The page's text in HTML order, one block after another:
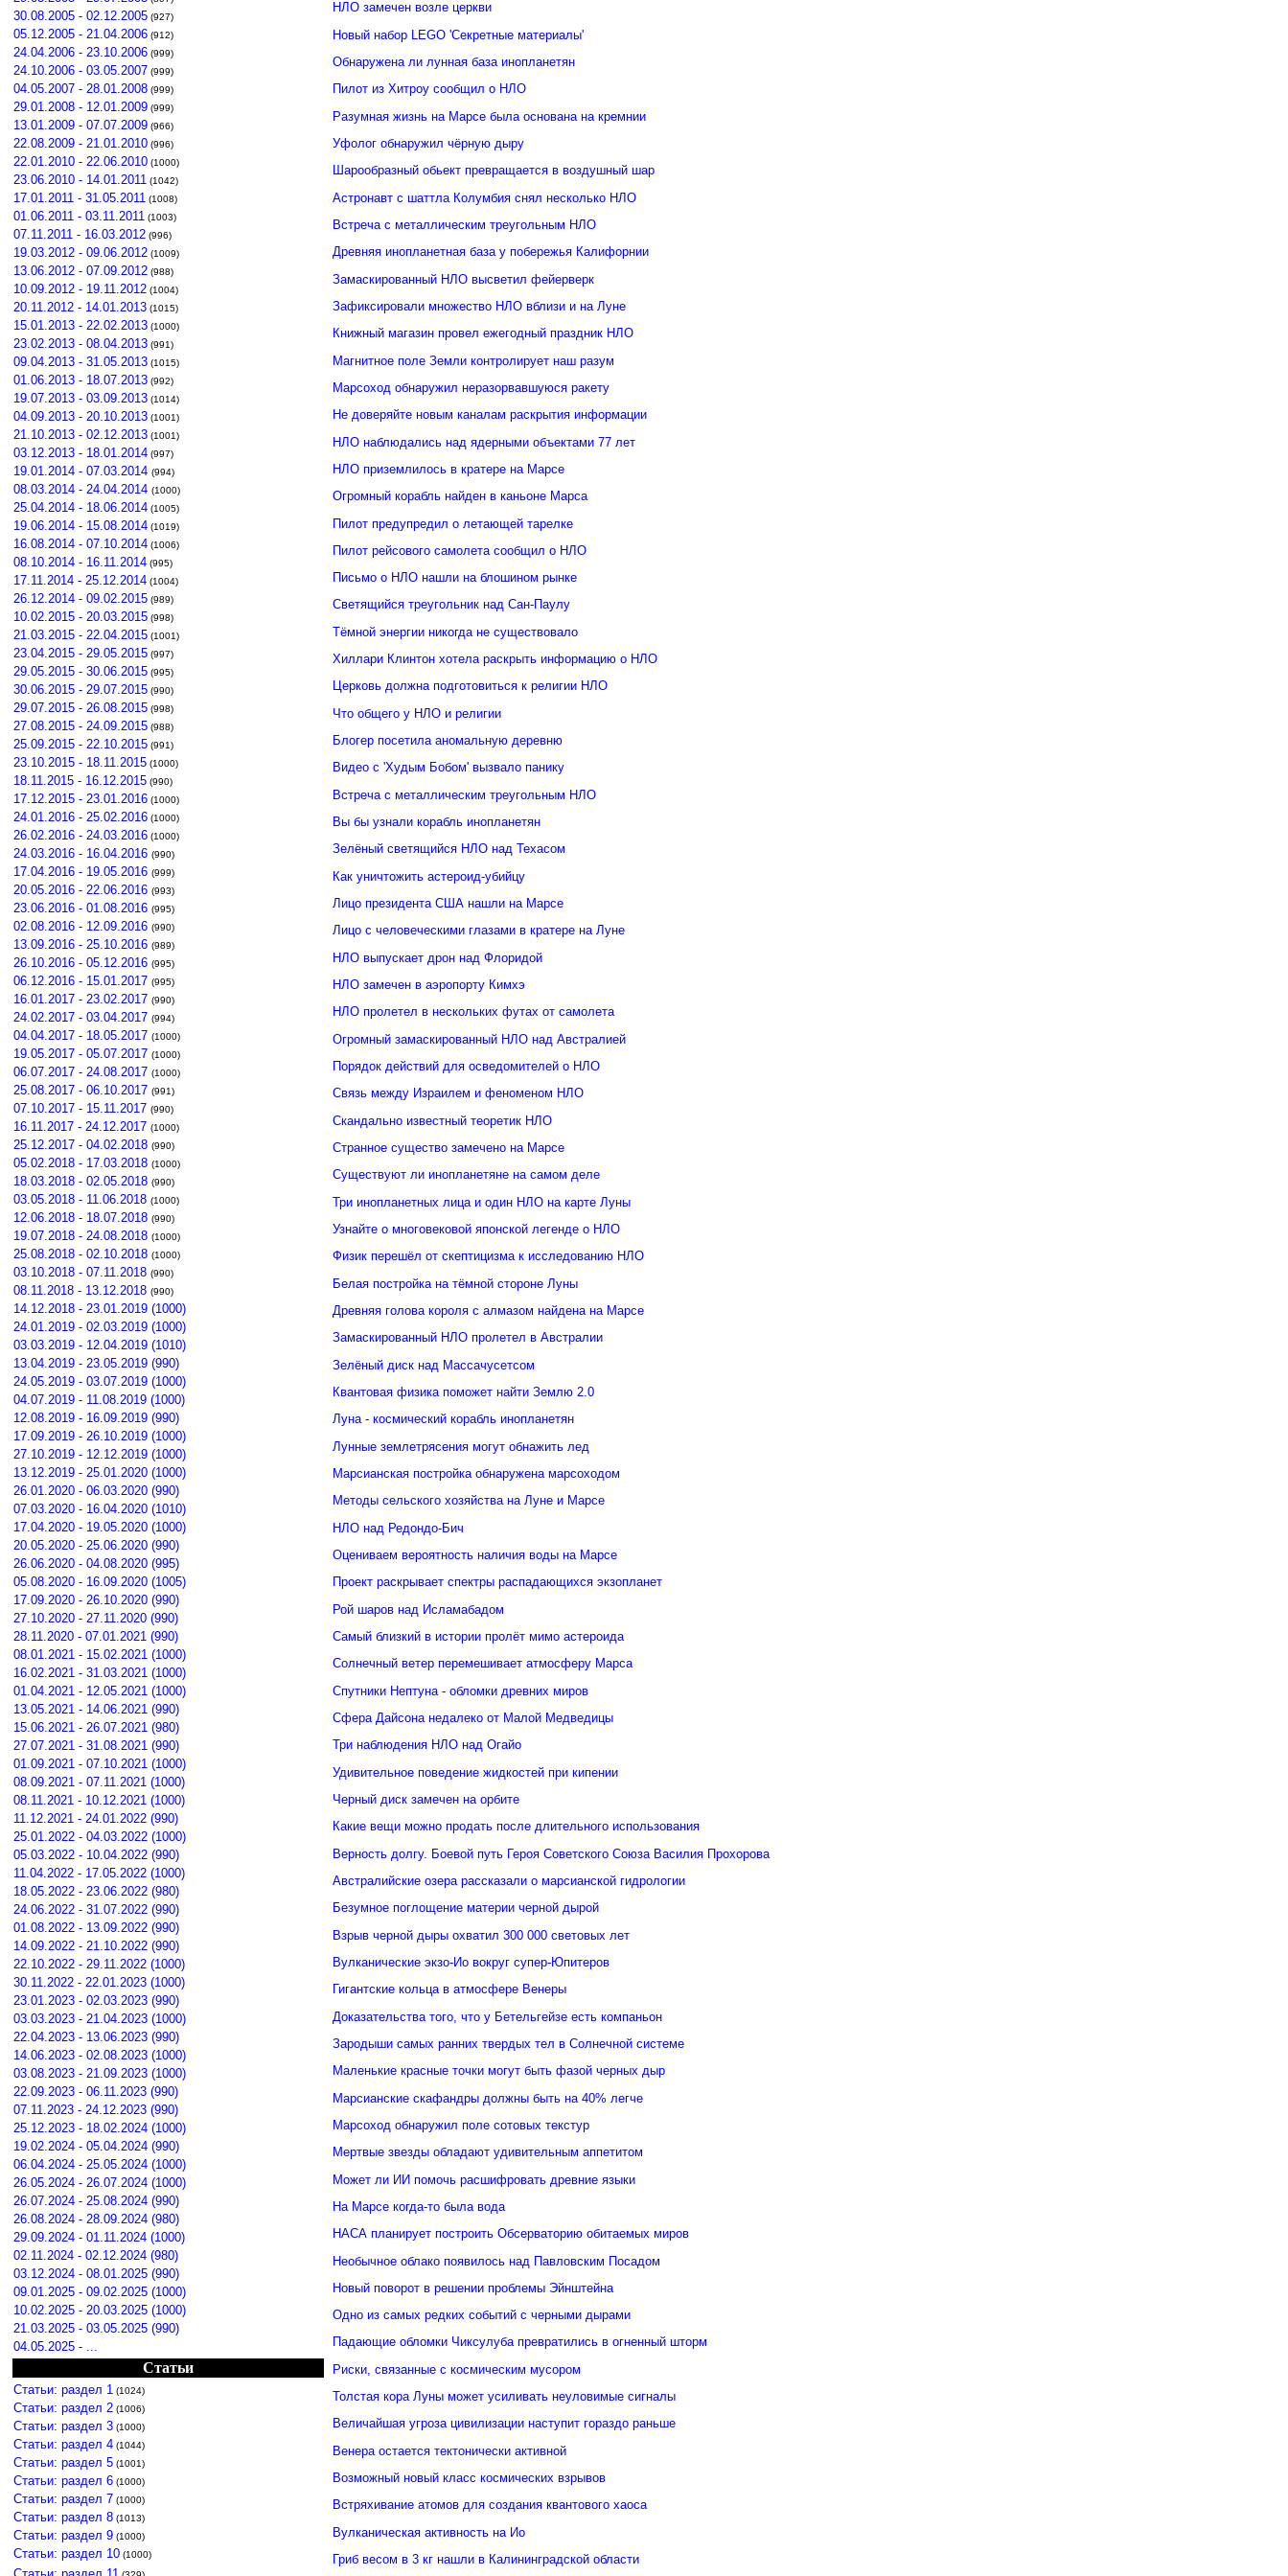
30.08.2005 - 02.12.2005 (927)
05.12.2005 - 21.04.2006 (912)
24.04.2006 - 23.10.2006 (999)
24.10.2006 - 03.05.2007 (999)
04.05.2007 - 28.01.2008 (999)
29.01.2008 - 12.01.2009 (999)
13.01.2009 - 07.07.2009 (966)
22.08.2009 - 21.01.2010 (996)
22.01.2010 - 22.06.2010 (1000)
23.06.2010 - 14.01.2011 (1042)
17.01.2011 - 31.05.2011 (1008)
01.06.2011 - 03.11.2011 (1003)
07.11.2011 - 16.03.2012 (996)
19.03.2012 - 09.06.2012 (1009)
13.06.2012 - 07.09.2012 (988)
10.09.2012 - 19.11.2012 (1004)
20.11.2012 - 14.01.2013 (1015)
15.01.2013 - 22.02.2013 (1000)
23.02.2013 - 08.04.2013 (991)
09.04.2013 - 31.05.2013 (1015)
01.06.2013 - 18.07.2013 (992)
19.07.2013 - 03.09.2013 (1014)
04.09.2013 - 20.10.2013 (1001)
21.10.2013 - 02.12.2013 (1001)
03.12.2013 - 18.01.2014 (997)
19.01.2014 - 07.03.2014 (994)
08.03.2014 - 24.04.2014 (1000)
25.04.2014 - 18.06.2014 (1005)
19.06.2014 - 15.08.2014 (1019)
16.08.2014 - 07.10.2014 (1006)
08.10.2014 - 16.11.2014 (995)
17.11.2014 - 25.12.2014 (1004)
26.12.2014 - 09.02.2015 (989)
10.02.2015 - 20.03.2015 (998)
21.03.2015 - 22.04.2015 (1001)
23.04.2015 - 29.05.2015 (997)
29.05.2015 - 30.06.2015 (995)
30.06.2015 - 29.07.2015 (990)
29.07.2015 - 26.08.2015 (998)
27.08.2015 - 24.09.2015 (988)
25.09.2015 - 22.10.2015 (991)
23.10.2015 - 18.11.2015 (1000)
18.11.2015 - 16.12.2015 (990)
17.12.2015 - 23.01.2016 (1000)
24.01.2016 - 25.02.2016 (1000)
26.02.2016 - 24.03.2016 (1000)
24.03.2016 - 16.04.2016 (990)
17.04.2016 - 19.05.2016 (999)
20.05.2016 - 22.06.2016 (993)
23.06.2016 - 01.08.2016 (995)
02.08.2016 - 12.09.2016 (990)
13.09.2016 - 25.10.2016 (989)
26.10.2016 - 05.12.2016 (995)
06.12.2016 - 15.01.2017 (995)
16.01.2017 - 23.02.2017 (990)
24.02.2017 - 03.04.2017 (994)
04.04.2017 - 18.05.2017 (1000)
19.05.2017 - 05.07.2017 (1000)
06.07.2017 - 24.08.2017 (1000)
25.08.2017 - 06.10.2017 (991)
07.10.2017 - 15.11.2017 (990)
16.11.2017 - 24.12.2017 (1000)
25.12.2017 - 04.02.2018 (990)
05.02.2018 - 17.03.2018 (1000)
18.03.2018 - 02.05.2018 (990)
03.05.2018 - 11.06.2018 (1000)
12.06.2018 - 18.07.2018 (990)
19.07.2018 - 24.08.2018 (1000)
25.08.2018 - 02.10.2018 (1000)
03.10.2018 - 07.11.2018 (990)
08.11.2018 - 13.12.2018 (990)
14.12.2018 - 23.01.2019 (1000)
24.01.2019 - 02.03.2019 (1000)
03.03.2019 - 12.04.2019 (1010)
13.04.2019 - 23.05.2019 (990)
24.05.2019 - 03.07.2019 (1000)
04.07.2019 - 11.08.2019 (1000)
12.08.2019 - 16.09.2019 (990)
17.09.2019 - 26.10.2019 (1000)
27.10.2019 - 12.12.2019 (1000)
13.12.2019 - 25.01.2020 (1000)
26.01.2020 - 06.03.2020 (990)
07.03.2020 - 16.04.2020 (1010)
17.04.2020 - 19.05.2020 (1000)
20.05.2020 - 25.06.2020 (990)
26.06.2020 - 04.08.2020 (995)
05.08.2020 - 16.09.2020 (1005)
17.09.2020 - 26.10.2020 (990)
27.10.2020 - 27.11.2020 (990)
28.11.2020 - 07.01.2021 (990)
08.01.2021 - 15.02.2021 (1000)
16.02.2021 - 31.03.2021 (1000)
01.04.2021 - 12.05.2021 (1000)
13.05.2021 - 14.06.2021 (990)
15.06.2021 - 26.07.2021 (980)
27.07.2021 - 31.08.2021 (990)
01.09.2021 - 07.10.2021 (1000)
08.09.2021 - 07.11.2021 (1000)
08.11.2021 - 10.12.2021 (1000)
11.12.2021 - 24.01.2022 (990)
25.01.2022 - 04.03.2022 (1000)
05.03.2022 - 10.04.2022 (990)
11.04.2022 - 17.05.2022 (1000)
18.05.2022 - 23.06.2022 (980)
24.06.2022 - 31.07.2022 (990)
01.08.2022 - 13.09.2022 (990)
14.09.2022 - 21.10.2022 (990)
22.10.2022 - 29.11.2022 (1000)
30.11.2022 - 22.01.2023 (1000)
23.01.2023 - 02.03.2023 (990)
03.03.2023 - 21.04.2023 (1000)
22.04.2023 - 13.06.2023 (990)
14.06.2023 - 02.08.2023 (1000)
03.08.2023 - 21.09.2023 (1000)
22.09.2023 - 06.11.2023 (990)
07.11.2023 - 24.12.2023 (990)
25.12.2023 - 18.02.2024 (1000)
19.02.2024 - 05.04.2024 (990)
06.04.2024 - 25.05.2024 (1000)
26.05.2024 - 26.07.2024 (1000)
26.07.2024 - 25.08.2024 (990)
26.08.2024 - 28.09.2024 (980)
29.09.2024 - 01.11.2024 (1000)
02.11.2024 - 02.12.2024 (980)
03.12.2024 - 08.01.2025 (990)
09.01.2025 - 09.02.2025 (1000)
10.02.2025 - 20.03.2025 (1000)
21.03.2025 - 03.05.2025 (990)
04.05.2025 - ...
Статьи
Статьи: раздел 1 (1024)
Статьи: раздел 2 (1006)
Статьи: раздел 3 (1000)
Статьи: раздел 4 (1044)
Статьи: раздел 5 (1001)
Статьи: раздел 6 (1000)
Статьи: раздел 7 (1000)
Статьи: раздел 8 (1013)
Статьи: раздел 9 (1000)
Статьи: раздел 10 (1000)
НЛО замечен возле церкви
Новый набор LEGO 'Секретные материалы'
Обнаружена ли лунная база инопланетян
Пилот из Хитроу сообщил о НЛО
Разумная жизнь на Марсе была основана на кремнии
Уфолог обнаружил чёрную дыру
Шарообразный обьект превращается в воздушный шар
Астронавт с шаттла Колумбия снял несколько НЛО
Встреча с металлическим треугольным НЛО
Древняя инопланетная база у побережья Калифорнии
Замаскированный НЛО высветил фейерверк
Зафиксировали множество НЛО вблизи и на Луне
Книжный магазин провел ежегодный праздник НЛО
Магнитное поле Земли контролирует наш разум
Марсоход обнаружил неразорвавшуюся ракету
Не доверяйте новым каналам раскрытия информации
НЛО наблюдались над ядерными объектами 77 лет
НЛО приземлилось в кратере на Марсе
Огромный корабль найден в каньоне Марса
Пилот предупредил о летающей тарелке
Пилот рейсового самолета сообщил о НЛО
Письмо о НЛО нашли на блошином рынке
Светящийся треугольник над Сан-Паулу
Тёмной энергии никогда не существовало
Хиллари Клинтон хотела раскрыть информацию о НЛО
Церковь должна подготовиться к религии НЛО
Что общего у НЛО и религии
Блогер посетила аномальную деревню
Видео с 'Худым Бобом' вызвало панику
Встреча с металлическим треугольным НЛО
Вы бы узнали корабль инопланетян
Зелёный светящийся НЛО над Техасом
Как уничтожить астероид-убийцу
Лицо президента США нашли на Марсе
Лицо с человеческими глазами в кратере на Луне
НЛО выпускает дрон над Флоридой
НЛО замечен в аэропорту Кимхэ
НЛО пролетел в нескольких футах от самолета
Огромный замаскированный НЛО над Австралией
Порядок действий для осведомителей о НЛО
Связь между Израилем и феноменом НЛО
Скандально известный теоретик НЛО
Странное существо замечено на Марсе
Существуют ли инопланетяне на самом деле
Три инопланетных лица и один НЛО на карте Луны
Узнайте о многовековой японской легенде о НЛО
Физик перешёл от скептицизма к исследованию НЛО
Белая постройка на тёмной стороне Луны
Древняя голова короля с алмазом найдена на Марсе
Замаскированный НЛО пролетел в Австралии
Зелёный диск над Массачусетсом
Квантовая физика поможет найти Землю 2.0
Луна - космический корабль инопланетян
Лунные землетрясения могут обнажить лед
Марсианская постройка обнаружена марсоходом
Методы сельского хозяйства на Луне и Марсе
НЛО над Редондо-Бич
Оцениваем вероятность наличия воды на Марсе
Проект раскрывает спектры распадающихся экзопланет
Рой шаров над Исламабадом
Самый близкий в истории пролёт мимо астероида
Солнечный ветер перемешивает атмосферу Марса
Спутники Нептуна - обломки древних миров
Сфера Дайсона недалеко от Малой Медведицы
Три наблюдения НЛО над Огайо
Удивительное поведение жидкостей при кипении
Черный диск замечен на орбите
Какие вещи можно продать после длительного использования
Верность долгу. Боевой путь Героя Советского Союза Василия Прохорова
Австралийские озера рассказали о марсианской гидрологии
Безумное поглощение материи черной дырой
Взрыв черной дыры охватил 300 000 световых лет
Вулканические экзо-Ио вокруг супер-Юпитеров
Гигантские кольца в атмосфере Венеры
Доказательства того, что у Бетельгейзе есть компаньон
Зародыши самых ранних твердых тел в Солнечной системе
Маленькие красные точки могут быть фазой черных дыр
Марсианские скафандры должны быть на 40% легче
Марсоход обнаружил поле сотовых текстур
Мертвые звезды обладают удивительным аппетитом
Может ли ИИ помочь расшифровать древние языки
На Марсе когда-то была вода
НАСА планирует построить Обсерваторию обитаемых миров
Необычное облако появилось над Павловским Посадом
Новый поворот в решении проблемы Эйнштейна
Одно из самых редких событий с черными дырами
Падающие обломки Чиксулуба превратились в огненный шторм
Риски, связанные с космическим мусором
Толстая кора Луны может усиливать неуловимые сигналы
Величайшая угроза цивилизации наступит гораздо раньше
Венера остается тектонически активной
Возможный новый класс космических взрывов
Встряхивание атомов для создания квантового хаоса
Вулканическая активность на Ио
Гриб весом в 3 кг нашли в Калининградской области